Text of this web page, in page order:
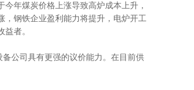
年煤炭价格上涨导致高炉成本上升，
，钢铁企业盈利能力将提升，电炉开工
者。
公司具有更强的议价能力。在目前供